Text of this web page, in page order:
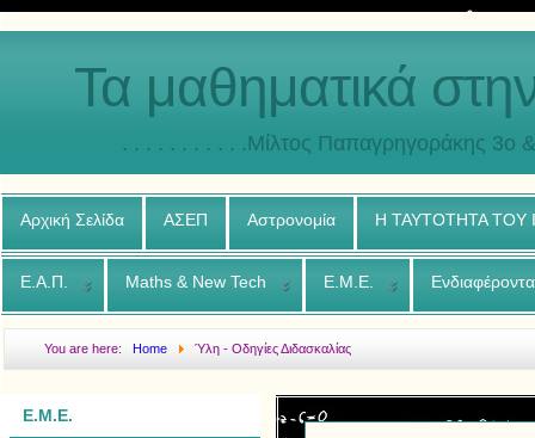
Τα μαθηματικά
. . . . . . . . . . .Μίλτος Παπαγρηγοράκης 3o
Αρχική Σελίδα ΑΣΕΠ Αστρονομία Η ΤΑΥΤΟΤΗΤΑ ΤΟΥ
Ε.Α.Π. Maths & New Tech Ε.Μ.Ε.
You are here:Home Ύλη - Οδηγίες Διδασκαλίας
Ε.Μ.Ε.